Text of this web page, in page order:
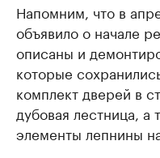
Напомним, что в
объявило о начале
описаны и
которые
комплект дверей в
дубовая лестница,
элементы лепнины